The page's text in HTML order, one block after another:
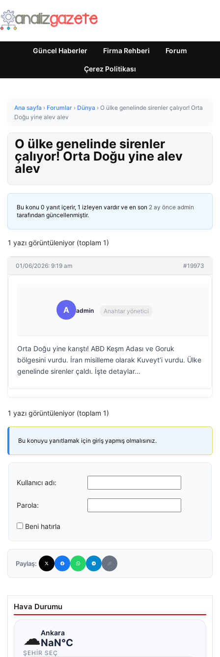
Güncel Haberler Firma Rehberi Forum
Çerez Politikası
Ana sayfa › Forumlar › Dünya › O ülke genelinde sirenler çalıyor! Orta
Doğu yine alev alev
O ülke genelinde sirenler
çalıyor! Orta Doğu yine alev
alev
Bu konu 0 yanıt içerir, 1 izleyen vardır ve en son 2 ay önce admin
tarafından güncellenmiştir.
1 yazı görüntüleniyor (toplam 1)
01/06/2026: 9:19 am #19973
A admin Anahtar yönetici
Orta Doğu yine karıştı! ABD Keşm Adası ve Goruk
bölgesini vurdu. İran misilleme olarak Kuveyt’i vurdu. Ülke
genelinde sirenler çaldı. İşte detaylar…
1 yazı görüntüleniyor (toplam 1)
Bu konuyu yanıtlamak için giriş yapmış olmalısınız.
Kullanıcı adı:
Parola:
Beni hatırla
Paylaş:
Hava Durumu
☁Ankara
NaN°C
ŞEHIR SEÇ